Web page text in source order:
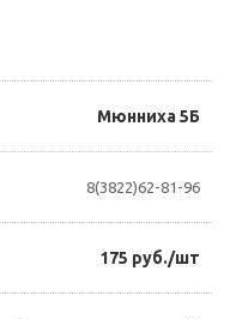
Мюнниха 5Б
8(3822)62-81-96
175 руб./шт